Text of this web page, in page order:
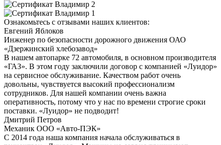
Ознакомьтесь с отзывами наших клиентов:
Евгений Яблоков
Инженер по безопасности дорожного движения ОАО
«Дзержинский хлебозавод»
В нашем автопарке 72 автомобиля, в основном производителя
«ГАЗ». В этом году заключили договор с компанией «Луидор»
на сервисное обслуживание. Качеством работ очень
довольны, чувствуется высокий профессионализм
сотрудников. Для нашей компании очень важна
оперативность, потому что у нас по времени строгие сроки
поставки. «Луидор» не подводит!
Дмитрий Петров
Механик ООО «Авто-ПЭК»
С 2014 года наша компания начала обслуживаться в